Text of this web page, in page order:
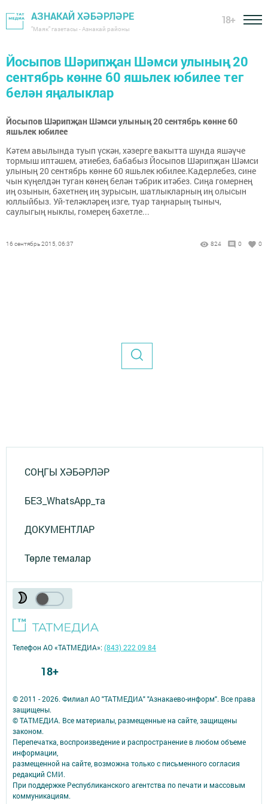
АЗНАКАЙ ХӘБӘРЛӘРЕ
"Маяк" газетасы - Азнакай районы
18+
Йосыпов Шәрипҗан Шәмси улының 20
сентябрь көнне 60 яшьлек юбилее тег
белән яңалыклар
Йосыпов Шәрипҗан Шәмси улының 20 сентябрь көнне 60
яшьлек юбилее
Кәтем авылында туып үскән, хәзерге вакытта шунда яшәүче
тормыш иптәшем, әтиебез, бабабыз Йосыпов Шәрипҗан Шәмси
улының 20 сентябрь көнне 60 яшьлек юбилее.Кадерлебез, сине
чын күңелдән туган көнең белән тәбрик итәбез. Сиңа гомернең
иң озынын, бәхетнең иң зурысын, шатлыкларның иң олысын
юллыйбыз. Уй-теләкләрең изге, туар таңнарың тыныч,
саулыгың ныклы, гомерең бәхетле...
16 сентябрь 2015, 06:37 824 0 0
СОҢГЫ ХӘБӘРЛӘР
БЕЗ_WhatsApp_та
ДОКУМЕНТЛАР
Төрле темалар
© 2011 - 2026. Филиал АО "ТАТМЕДИА" "Азнакаево-информ". Все права
защищены.
© ТАТМЕДИА. Все материалы, размещенные на сайте, защищены
законом.
Перепечатка, воспроизведение и распространение в любом объеме
информации,
размещенной на сайте, возможна только с письменного согласия
редакций СМИ.
При поддержке Республиканского агентства по печати и массовым
коммуникациям.
Телефон АО «ТАТМЕДИА»:(843) 222 09 84
18+